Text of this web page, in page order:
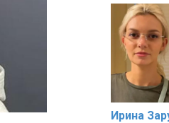
Ирина